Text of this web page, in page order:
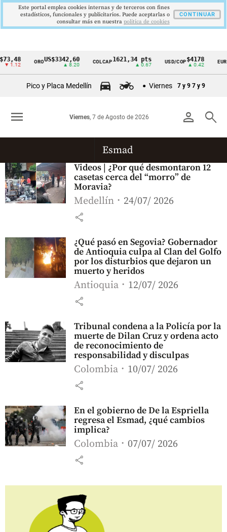
Cintillo
Colombia
▼ 1.12
OROUS$3342,60
▲ 8.20
COLCAP1621,34 pts
▲ 0.67
USD/COP$4178
▲ 0.42
Pico y Placa Medellín Viernes 7 y 9 7 y 9
person search
Viernes, 7 de Agosto de 2026
menu
Esmad
Videos | ¿Por qué desmontaron 12
casetas cerca del “morro” de
Moravia?
Medellín 24/07/ 2026
share
¿Qué pasó en Segovia? Gobernador
de Antioquia culpa al Clan del Golfo
por los disturbios que dejaron un
muerto y heridos
Antioquia 12/07/ 2026
share
Tribunal condena a la Policía por la
muerte de Dilan Cruz y ordena acto
de reconocimiento de
responsabilidad y disculpas
Colombia 10/07/ 2026
share
En el gobierno de De la Espriella
regresa el Esmad, ¿qué cambios
implica?
Colombia 07/07/ 2026
share
Este portal emplea cookies internas y de terceros con fines
estadísticos, funcionales y publicitarios. Puede aceptarlas o
consultar más en nuestra politica de cookies
CONTINUAR